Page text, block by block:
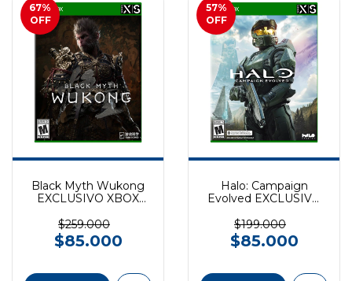
67%
OFF
Black Myth Wukong
EXCLUSIVO XBOX
$259.000
$85.000
57%
OFF
Halo: Campaign
Evolved EXCLUSIVO
$199.000
$85.000